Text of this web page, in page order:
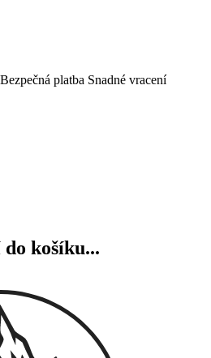
Bezpečná platba Snadné vracení
košíku...